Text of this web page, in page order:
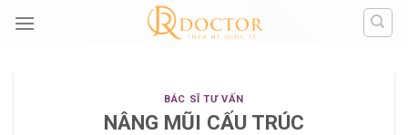
BÁC SĨ TƯ VẤN
NÂNG MŨI CẤU TRÚC